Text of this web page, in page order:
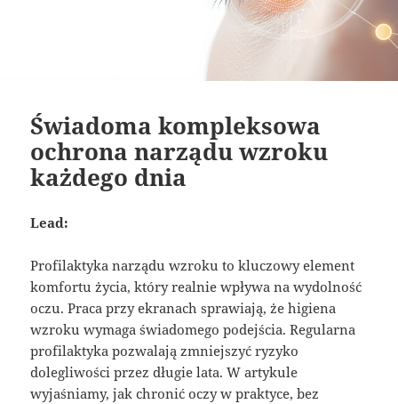
Świadoma kompleksowa
ochrona narządu wzroku
każdego dnia
Lead:
Profilaktyka narządu wzroku to kluczowy element
komfortu życia, który realnie wpływa na wydolność
oczu. Praca przy ekranach sprawiają, że higiena
wzroku wymaga świadomego podejścia. Regularna
profilaktyka pozwalają zmniejszyć ryzyko
dolegliwości przez długie lata. W artykule
wyjaśniamy, jak chronić oczy w praktyce, bez